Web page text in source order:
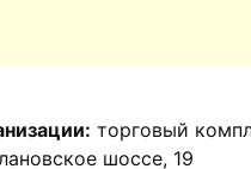
торговый
шоссе, 19